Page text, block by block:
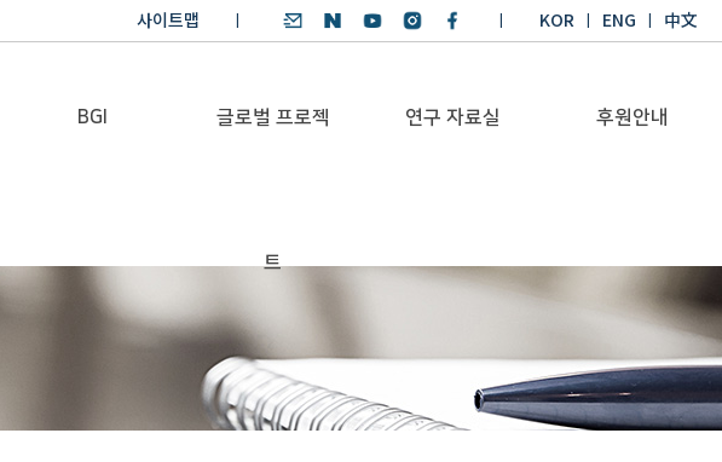
사이트맵 KOR ENG 中文
BGI 글로벌 프로젝
트
연구 자료실 후원안내
Platform
Trans-Pacific
Sustainability
Dialogue
SDGs 영어 에세이
기후환경리더
양성과정 수상작